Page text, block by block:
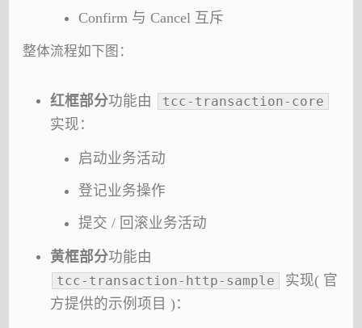
Confirm 与 Cancel 互斥
整体流程如下图：
红框部分功能由 tcc-transaction-core
实现：
启动业务活动
登记业务操作
提交 / 回滚业务活动
黄框部分功能由
tcc-transaction-http-sample
实现( 官
方提供的示例项目 )：